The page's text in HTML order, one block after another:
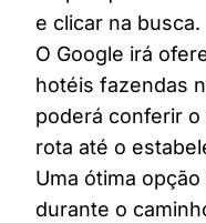
e clicar na busca.
O Google irá
hotéis fazendas
poderá conferir
rota até o
Uma ótima
durante o